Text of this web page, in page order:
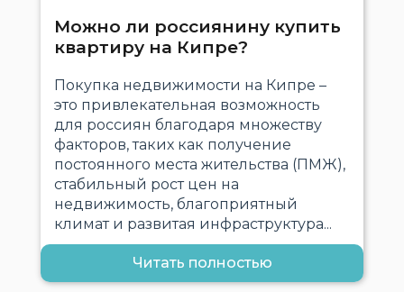
Можно ли россиянину купить
квартиру на Кипре?
Покупка недвижимости на Кипре –
это привлекательная возможность
для россиян благодаря множеству
факторов, таких как получение
постоянного места жительства (ПМЖ),
стабильный рост цен на
недвижимость, благоприятный
климат и развитая инфраструктура...
Читать полностью